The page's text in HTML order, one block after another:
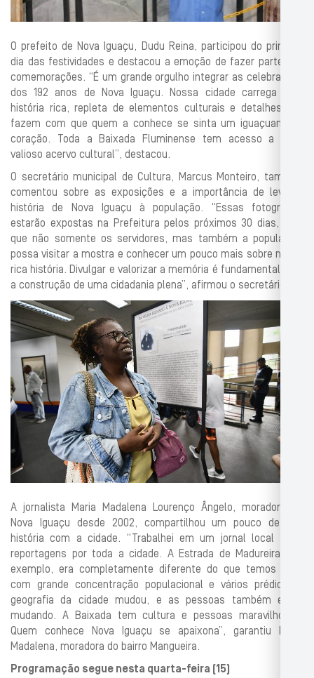
O prefeito de Nova Iguaçu, Dudu Reina, participou do primeiro
dia das festividades e destacou a emoção de fazer parte das
comemorações. “É um grande orgulho integrar as celebrações
dos 192 anos de Nova Iguaçu. Nossa cidade carrega uma
história rica, repleta de elementos culturais e detalhes que
fazem com que quem a conhece se sinta um iguaçuano de
coração. Toda a Baixada Fluminense tem acesso a esse
valioso acervo cultural”, destacou.
O secretário municipal de Cultura, Marcus Monteiro, também
comentou sobre as exposições e a importância de levar a
história de Nova Iguaçu à população. “Essas fotografias
estarão expostas na Prefeitura pelos próximos 30 dias, para
que não somente os servidores, mas também a população,
possa visitar a mostra e conhecer um pouco mais sobre nossa
rica história. Divulgar e valorizar a memória é fundamental para
a construção de uma cidadania plena”, afirmou o secretário.
A jornalista Maria Madalena Lourenço Ângelo, moradora de
Nova Iguaçu desde 2002, compartilhou um pouco de sua
história com a cidade. “Trabalhei em um jornal local e fiz
reportagens por toda a cidade. A Estrada de Madureira, por
exemplo, era completamente diferente do que temos hoje,
com grande concentração populacional e vários prédios. A
geografia da cidade mudou, e as pessoas também estão
mudando. A Baixada tem cultura e pessoas maravilhosas.
Quem conhece Nova Iguaçu se apaixona”, garantiu Maria
Madalena, moradora do bairro Mangueira.
Programação segue nesta quarta-feira (15)